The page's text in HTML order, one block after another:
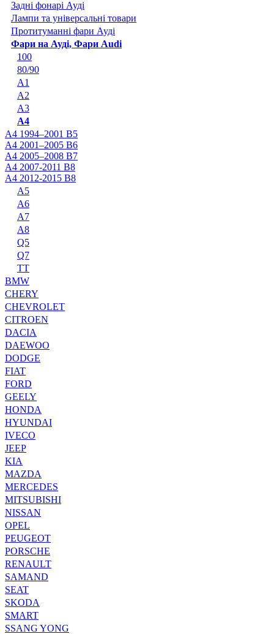
Задні фонарі Ауді
Лампи та універсальні товари
Протитуманні фари Ауді
Фари на Ауді, Фари Audi
100
80/90
A1
A2
A3
A4
A4 1994–2001 B5
A4 2001–2005 B6
A4 2005–2008 B7
A4 2007-2011 B8
A4 2012-2015 B8
A5
A6
A7
A8
Q5
Q7
TT
BMW
CHERY
CHEVROLET
CITROEN
DACIA
DAEWOO
DODGE
FIAT
FORD
GEELY
HONDA
HYUNDAI
IVECO
JEEP
KIA
MAZDA
MERCEDES
MITSUBISHI
NISSAN
OPEL
PEUGEOT
PORSCHE
RENAULT
SAMAND
SEAT
SKODA
SMART
SSANG YONG